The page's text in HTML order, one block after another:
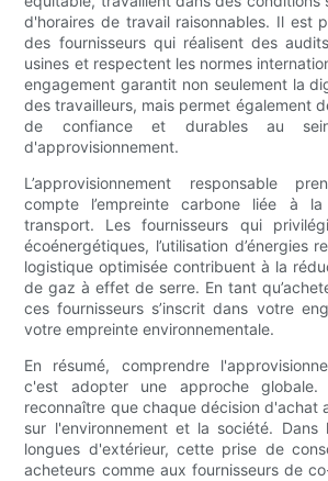
d'horaires de travail raisonnables. Il est
des fournisseurs qui réalisent des
usines et respectent les normes
engagement garantit non seulement la
des travailleurs, mais permet également
de confiance et durables au
d'approvisionnement.
L’approvisionnement responsable
compte l’empreinte carbone liée à
transport. Les fournisseurs qui
écoénergétiques, l’utilisation d’énergies
logistique optimisée contribuent à la
de gaz à effet de serre. En tant
ces fournisseurs s’inscrit dans votre
votre empreinte environnementale.
En résumé, comprendre
c'est adopter une approche
reconnaître que chaque décision d'achat
sur l'environnement et la société. Dans
longues d'extérieur, cette prise de
acheteurs comme aux fournisseurs de